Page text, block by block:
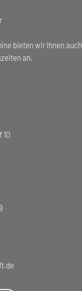
bieten wir Ihnen
an.
10